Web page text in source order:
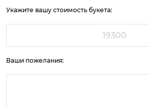
Укажите вашу стоимость букета:
Ваши пожелания: